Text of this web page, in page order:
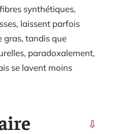
synthétiques,
laissent parfois
gras, tandis que
paradoxalement,
se lavent moins